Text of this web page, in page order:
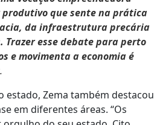
que sente na prática
da infraestrutura precária
Trazer esse debate para perto
e movimenta a economia é
estado, Zema também destacou
em diferentes áreas. “Os